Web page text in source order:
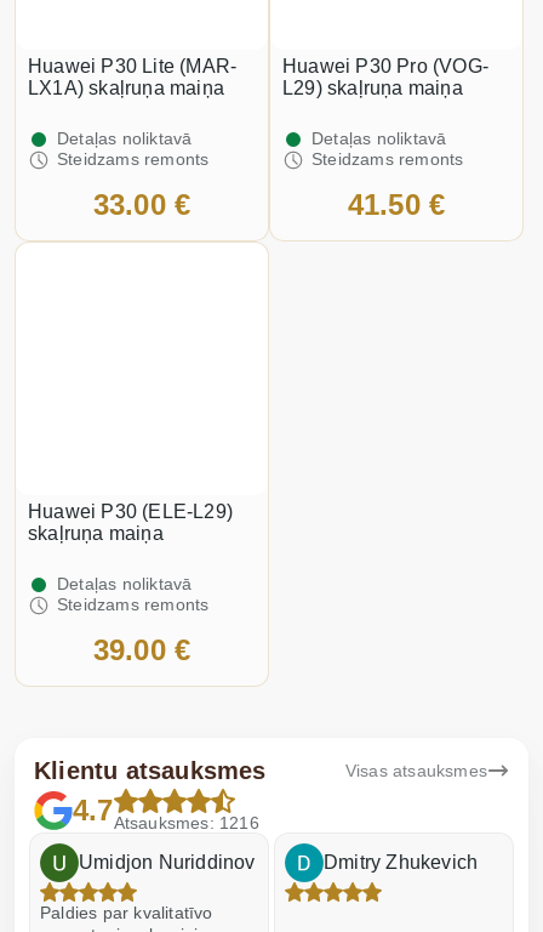
Huawei P30 Lite (MAR-
LX1A) skaļruņa maiņa
Detaļas noliktavā
Steidzams remonts
33.00 €
Huawei P30 Pro (VOG-
L29) skaļruņa maiņa
Detaļas noliktavā
Steidzams remonts
41.50 €
Huawei P30 (ELE-L29)
skaļruņa maiņa
Detaļas noliktavā
Steidzams remonts
39.00 €
Klientu atsauksmes Visas atsauksmes
4.7Atsauksmes: 1216
Umidjon Nuriddinov
Paldies par kvalitatīvo
Dmitry Zhukevich